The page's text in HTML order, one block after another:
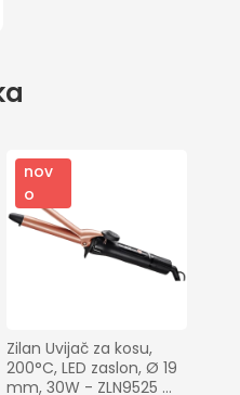
nov
o
Zilan Uvijač za kosu,
200°C, LED zaslon, Ø 19
mm, 30W - ZLN9525